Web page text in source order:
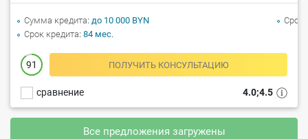
4.0;4.5
сравнение
91 ПОЛУЧИТЬ КОНСУЛЬТАЦИЮ
Сумма кредита до 10 000 BYN
Срок кредита 84 мес.
Срок
Все предложения загружены